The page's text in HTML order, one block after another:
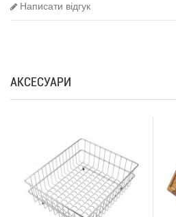
Написати відгук
АКСЕСУАРИ